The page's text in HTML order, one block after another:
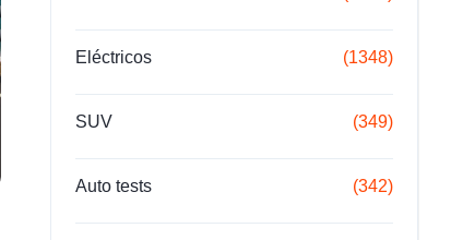
Eléctricos (1348)
SUV (349)
Auto tests (342)